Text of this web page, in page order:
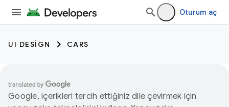
Oturum aç
UI DESIGN CARS
Google, içerikleri tercih ettiğiniz dile çevirmek için